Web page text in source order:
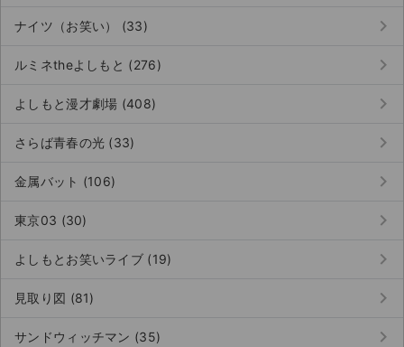
ナイツ（お笑い） (33) keyboard_arrow_right
ルミネtheよしもと (276) keyboard_arrow_right
よしもと漫才劇場 (408) keyboard_arrow_right
さらば青春の光 (33) keyboard_arrow_right
金属バット (106) keyboard_arrow_right
東京03 (30) keyboard_arrow_right
よしもとお笑いライブ (19) keyboard_arrow_right
見取り図 (81) keyboard_arrow_right
サンドウィッチマン (35) keyboard_arrow_right